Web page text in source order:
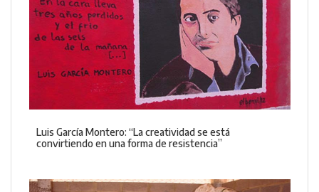
Luis García Montero: “La creatividad se está
convirtiendo en una forma de resistencia”